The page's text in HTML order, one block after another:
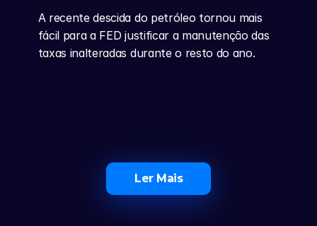
A recente descida do petróleo tornou mais
fácil para a FED justificar a manutenção das
taxas inalteradas durante o resto do ano.
Ler Mais